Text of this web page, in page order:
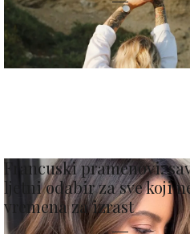
Francuski pramenovi:
ljetni odabir za sve koji
vremena za izrast